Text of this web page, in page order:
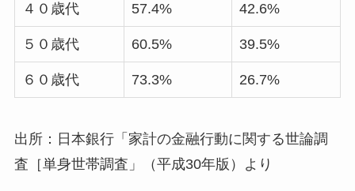
４０歳代 57.4% 42.6%
５０歳代 60.5% 39.5%
６０歳代 73.3% 26.7%
出所：日本銀行「家計の金融行動に関する世論調
査［単身世帯調査」（平成30年版）より